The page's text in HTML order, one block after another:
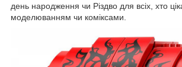
день народження чи Різдво для всіх, хто
моделюванням чи коміксами.